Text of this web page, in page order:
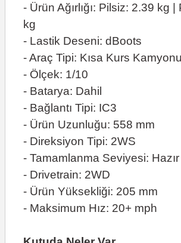
- Ürün Ağırlığı: Pilsiz: 2.39 kg |
kg
- Lastik Deseni: dBoots
- Araç Tipi: Kısa Kurs Kamyonu
- Ölçek: 1/10
- Batarya: Dahil
- Bağlantı Tipi: IC3
- Ürün Uzunluğu: 558 mm
- Direksiyon Tipi: 2WS
- Tamamlanma Seviyesi: Hazır
- Drivetrain: 2WD
- Ürün Yüksekliği: 205 mm
- Maksimum Hız: 20+ mph